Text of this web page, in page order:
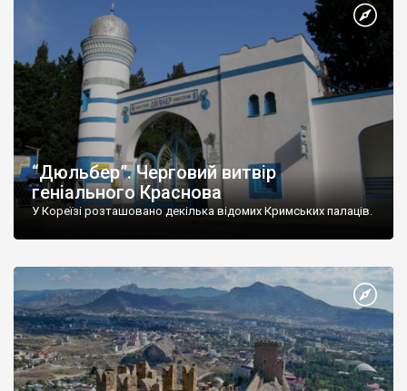
“Дюльбер”. Черговий витвір
геніального Краснова
У Кореїзі розташовано декілька відомих Кримських палаців.